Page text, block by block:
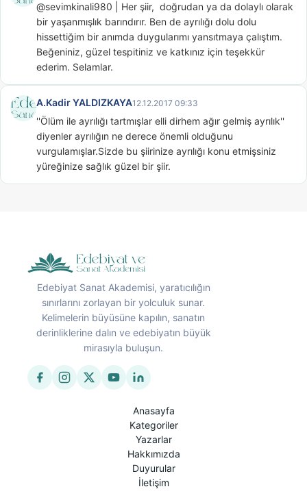
@sevimkinali980 | Her şiir,  doğrudan ya da dolaylı olarak
bir yaşanmışlık barındırır. Ben de ayrılığı dolu dolu
hissettiğim bir anımda duygularımı yansıtmaya çalıştım.
Beğeniniz, güzel tespitiniz ve katkınız için teşekkür
ederim. Selamlar.
A.Kadir YALDIZKAYA12.12.2017 09:33
''Ölüm ile ayrılığı tartmışlar elli dirhem ağır gelmiş ayrılık''
diyenler ayrılığın ne derece önemli olduğunu
vurgulamışlar.Sizde bu şiirinize ayrılığı konu etmişsiniz
yüreğinize sağlık güzel bir şiir.
Edebiyat Sanat Akademisi, yaratıcılığın
sınırlarını zorlayan bir yolculuk sunar.
Kelimelerin büyüsüne kapılın, sanatın
derinliklerine dalın ve edebiyatın büyük
mirasıyla buluşun.
Anasayfa
Kategoriler
Yazarlar
Hakkımızda
Duyurular
İletişim